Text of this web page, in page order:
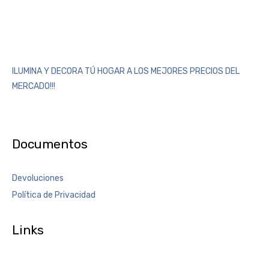
ILUMINA Y DECORA TÚ HOGAR A LOS MEJORES PRECIOS DEL
MERCADO!!!
Documentos
Devoluciones
Política de Privacidad
Links